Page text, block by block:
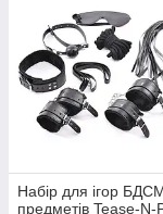
Набір для ігор
предметів Tease-N-